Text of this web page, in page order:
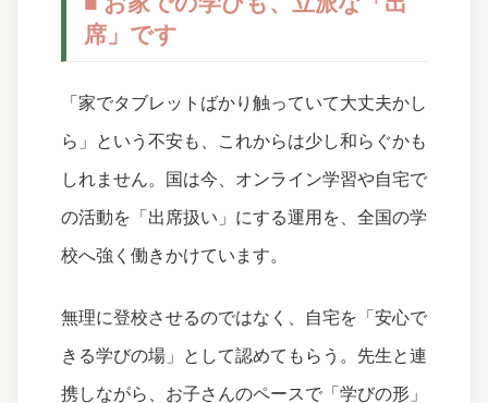
席」です
「家でタブレットばかり触っていて大丈夫かし
ら」という不安も、これからは少し和らぐかも
しれません。国は今、オンライン学習や自宅で
の活動を「出席扱い」にする運用を、全国の学
校へ強く働きかけています。
無理に登校させるのではなく、自宅を「安心で
きる学びの場」として認めてもらう。先生と連
携しながら、お子さんのペースで「学びの形」